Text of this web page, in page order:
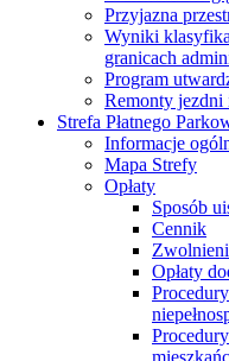
Przyjazna
Wyniki
granicach
Program
Remonty
Strefa Płatnego
Informacje
Mapa Strefy
Opłaty
Sposób
Cennik
Opłaty